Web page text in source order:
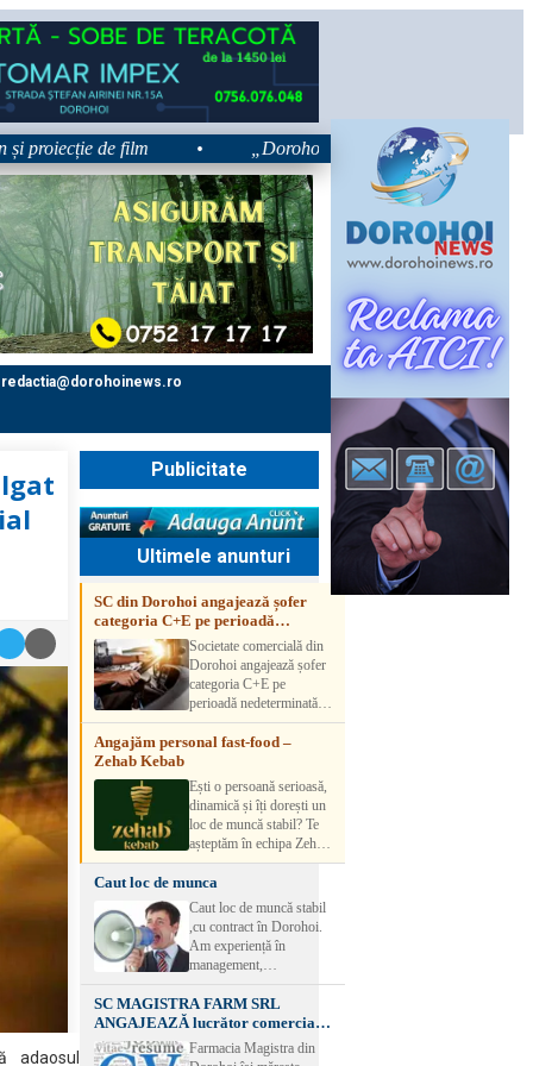
de film • „Dorohoiul, în Sărbătoare!” – trei zile
redactia@dorohoinews.ro
adaosul
Publicitate
Ultimele anunturi
SC din Dorohoi angajează șofer
categoria C+E pe perioadă
nedeterminatăSocietate comercială din
Dorohoi angajează șofer
categoria C+E pe
perioadă nedeterminată.
Candidatul trebuie să
aibă experiență și atestat
detalii, vă rog să sunați la
numărul de telefon.
Angajăm personal fast-food –
Zehab Kebab
Ești o persoană serioasă,
dinamică și îți dorești un
loc de muncă stabil? Te
așteptăm în echipa Zehab
Kebab! Posturi
disponibile: -
SHAORMAR AJUTOR
BUCATAR 2/posturi -
LUCRATOR
COMERCIAL
VANZATOR /2 posturi
OFERIM : Contract de
muncă Program flexibil
Salariu motivant, în
funcție de experienț
Caut loc de munca
Caut loc de muncă stabil
,cu contract în Dorohoi.
Am experiență în
management,
contabilitate, ospătărie .
Rog seriozitate
SC MAGISTRA FARM SRL
ANGAJEAZĂ lucrător comercial –
DOROHOI
Farmacia Magistra din